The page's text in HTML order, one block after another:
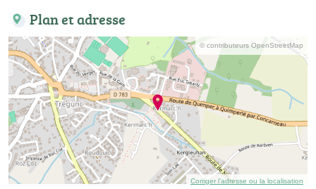
Plan et adresse
© contributeurs OpenStreetMap
Corriger l’adresse ou la localisation